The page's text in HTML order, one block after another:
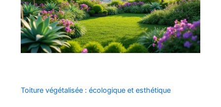
Toiture végétalisée : écologique et esthétique